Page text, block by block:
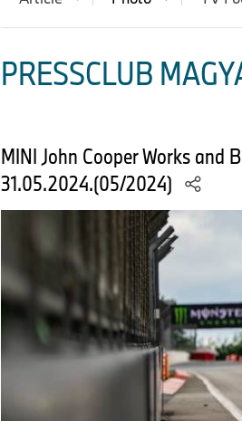
PRESSCLUB
MINI John Cooper Works
31.05.2024.(05/2024)